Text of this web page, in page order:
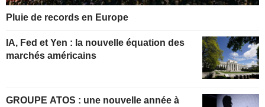
Pluie de records en Europe
IA, Fed et Yen : la nouvelle équation des
marchés américains
GROUPE ATOS : une nouvelle année à